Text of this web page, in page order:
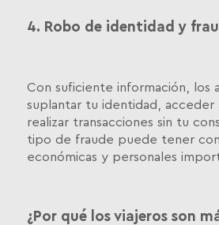
4. Robo de identidad y
Con suficiente información, los
suplantar tu identidad, acceder
realizar transacciones sin tu
tipo de fraude puede tener
económicas y personales
¿Por qué los viajeros son